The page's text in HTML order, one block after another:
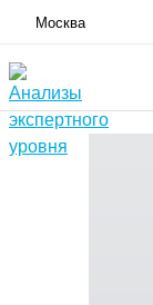
Москва